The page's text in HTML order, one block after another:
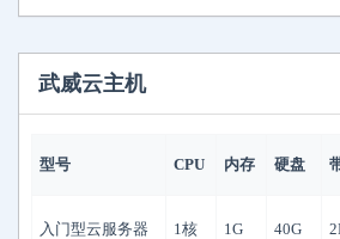
武威云主机
型号 CPU 内存 硬盘
入门型云服务器 1核 1G 40G